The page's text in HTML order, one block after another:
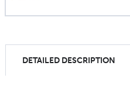
DETAILED DESCRIPTION